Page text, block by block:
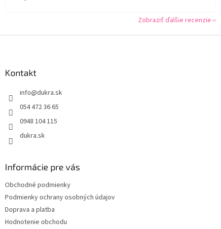
Zobraziť ďalšie recenzie
Kontakt
info@dukra.sk
054 472 36 65
0948 104 115
dukra.sk
Informácie pre vás
Obchodné podmienky
Podmienky ochrany osobných údajov
Doprava a platba
Hodnotenie obchodu